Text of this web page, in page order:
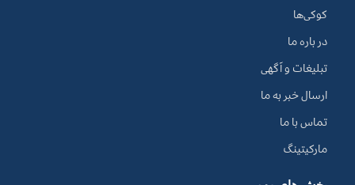
کوکی‌ها
در باره ما
تبلیغات و آگهی
ارسال خبر به ما
تماس با ما
مارکیتینگ